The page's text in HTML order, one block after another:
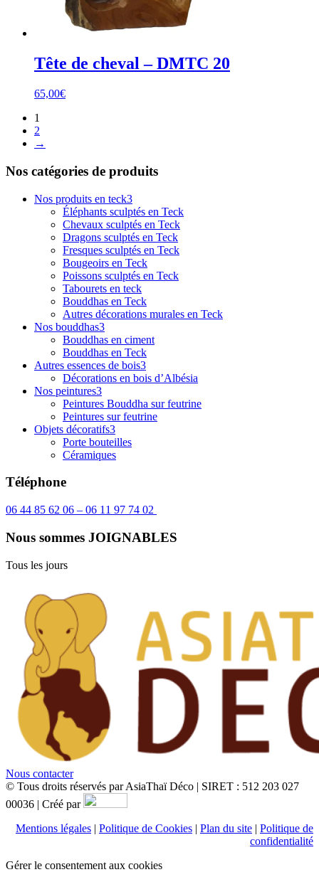
Tête de cheval – DMTC 20
65,00€
1
2
→
Nos catégories de produits
Nos produits en teck3
Éléphants sculptés en Teck
Chevaux sculptés en Teck
Dragons sculptés en Teck
Fresques sculptés en Teck
Bougeoirs en Teck
Poissons sculptés en Teck
Tabourets en teck
Bouddhas en Teck
Autres décorations murales en Teck
Nos bouddhas3
Bouddhas en ciment
Bouddhas en Teck
Autres essences de bois3
Décorations en bois d’Albésia
Nos peintures3
Peintures Bouddha sur feutrine
Peintures sur feutrine
Objets décoratifs3
Porte bouteilles
Céramiques
Téléphone
06 44 85 62 06 – 06 11 97 74 02
Nous sommes JOIGNABLES
Tous les jours
Nous contacter
© Tous droits réservés par AsiaThaï Déco | SIRET : 512 203 027
00036 | Créé par
Mentions légales | Politique de Cookies | Plan du site | Politique de
confidentialité
Gérer le consentement aux cookies